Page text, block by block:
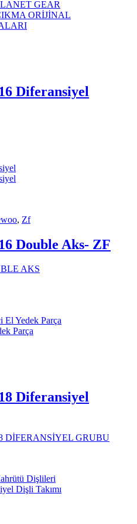
GEAR
ORİJİNAL
Diferansiyel
, Zf
Double Aks- ZF
Yedek Parça
Parça
Diferansiyel
Dişlileri
Dişli Takımı